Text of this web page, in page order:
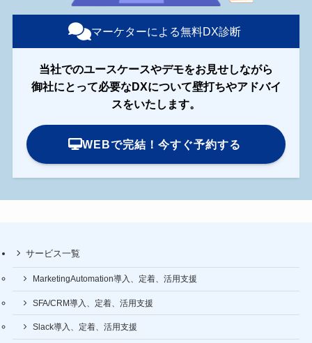
マーケターによる無料DX診断
当社でのユースケースやデモをお見せしながら
御社にとって必要なDXについて壁打ちやアドバイ
スをいたします。
WEBで完結！今すぐ予約する
サービス一覧
MarketingAutomation導入、定着、活用支援
SFA/CRM導入、定着、活用支援
Slack導入、定着、活用支援